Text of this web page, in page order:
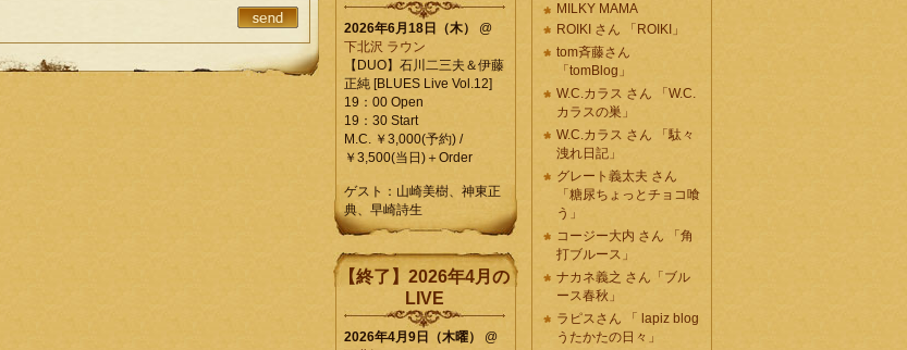
2026年6月18日（木）
@
下北沢 ラウン
【DUO】石川二三夫＆伊藤
正純 [BLUES Live Vol.12]
19：00 Open
19：30 Start
M.C. ￥3,000(予約) /
￥3,500(当日)＋Order
ゲスト：山崎美樹、神東正
典、早崎詩生
【終了】2026年4月の
LIVE
2026年4月9日（木曜）
@
MILKY MAMA
ROIKI さん 「ROIKI」
tom斉藤さん
「tomBlog」
W.C.カラス さん 「W.C.
カラスの巣」
W.C.カラス さん 「駄々
洩れ日記」
グレート義太夫 さん
「糖尿ちょっとチョコ喰
う」
コージー大内 さん 「角
打ブルース」
ナカネ義之 さん「ブル
ース春秋」
ラピスさん 「 lapiz blog
うたかたの日々」